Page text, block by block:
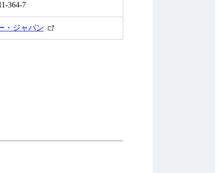
364-7
・ジャパン
外
部